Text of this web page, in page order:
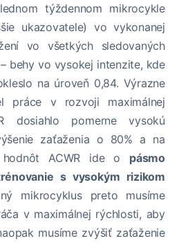
týždennom mikrocykle
ukazovatele) vo vykonanej
vo všetkých sledovaných
behy vo vysokej intenzite, kde
na úroveň 0,84. Výrazne
práce v rozvoji maximálnej
dosiahlo pomerne vysokú
zaťaženia o 80% a na
hodnôt ACWR ide o pásmo
s vysokým rizikom
mikrocyklus preto musíme
v maximálnej rýchlosti, aby
musíme zvýšiť zaťaženie